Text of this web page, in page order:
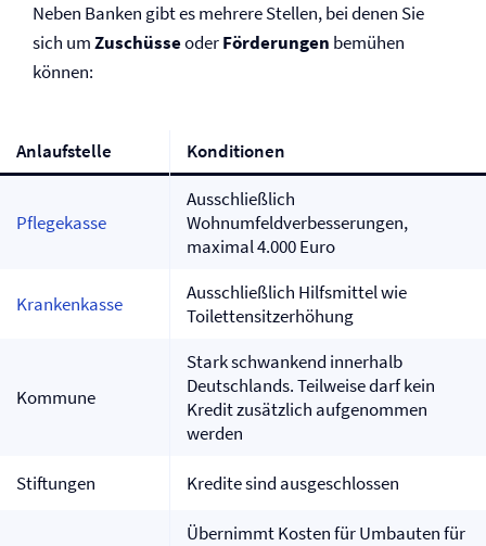
Neben Banken gibt es mehrere Stellen, bei denen Sie
sich umZuschüsseoderFörderungen bemühen
können:
Anlaufstelle Konditionen
Pflegekasse
Ausschließlich
Wohnumfeldverbesserungen,
maximal 4.000 Euro
Krankenkasse
Ausschließlich Hilfsmittel wie
Toilettensitzerhöhung
Kommune
Stark schwankend innerhalb
Deutschlands. Teilweise darf kein
Kredit zusätzlich aufgenommen
werden
Stiftungen Kredite sind ausgeschlossen
Übernimmt Kosten für Umbauten für